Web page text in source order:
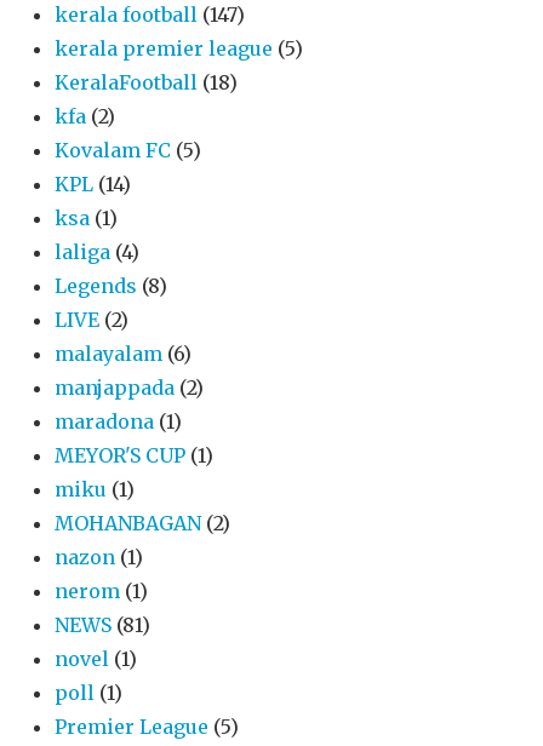
kerala football (147)
kerala premier league (5)
KeralaFootball (18)
kfa (2)
Kovalam FC (5)
KPL (14)
ksa (1)
laliga (4)
Legends (8)
LIVE (2)
malayalam (6)
manjappada (2)
maradona (1)
MEYOR'S CUP (1)
miku (1)
MOHANBAGAN (2)
nazon (1)
nerom (1)
NEWS (81)
novel (1)
poll (1)
Premier League (5)